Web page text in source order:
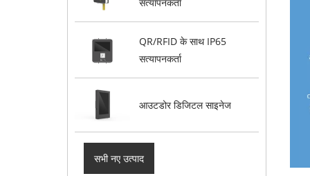
QR/RFID के साथ IP65
सत्यापनकर्ता
आउटडोर डिजिटल साइनेज
सभी नए उत्पाद